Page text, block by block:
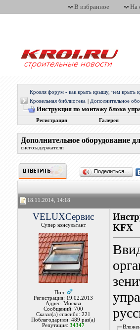
В избранное На
Кровля форум - как крыть крышу, чем крыть
Кровельная библиотека
Дополнительное
Инструкция по монтажу блока
Регистрация Галерея
Дополнительное оборудование
снегозадержатели
Поделиться…
18.11.2014, 14:18
VELUXСервис
Супер консультант
Пол:
Регистрация: 19.02.2013
Адрес: Москва
Сообщений: 700
Сказал(а) спасибо: 221
Поблагодарили: 489 раз(а)
Репутация:34347
KFX